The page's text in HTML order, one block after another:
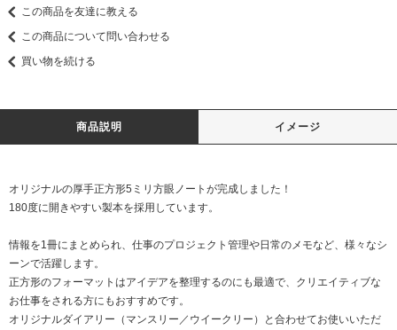
この商品を友達に教える
この商品について問い合わせる
買い物を続ける
商品説明 イメージ
オリジナルの厚手正方形5ミリ方眼ノートが完成しました！
180度に開きやすい製本を採用しています。
情報を1冊にまとめられ、仕事のプロジェクト管理や日常のメモなど、様々なシ
ーンで活躍します。
正方形のフォーマットはアイデアを整理するのにも最適で、クリエイティブな
お仕事をされる方にもおすすめです。
オリジナルダイアリー（マンスリー／ウイークリー）と合わせてお使いいただ